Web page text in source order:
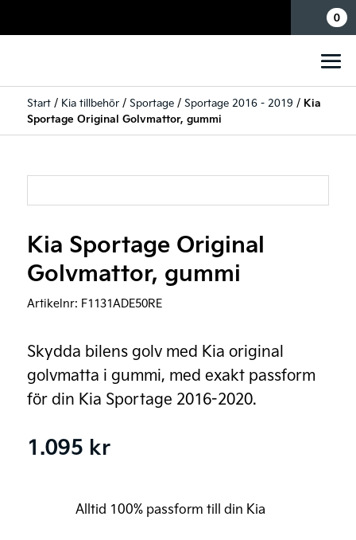
0
Start/ Kia tillbehör/ Sportage/ Sportage 2016 - 2019 / Kia
Sportage Original Golvmattor, gummi
Kia Sportage Original
Golvmattor, gummi
Artikelnr: F1131ADE50RE
Skydda bilens golv med Kia original
golvmatta i gummi, med exakt passform
för din Kia Sportage 2016-2020.
1.095 kr
Alltid 100% passform till din Kia